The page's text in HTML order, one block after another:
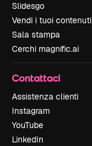
Slidesgo
Vendi i tuoi contenuti
Sala stampa
Cerchi magnific.ai
Contattaci
Assistenza clienti
Instagram
YouTube
LinkedIn